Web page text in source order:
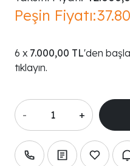
Peşin Fiyatı:
7.000,00 TL'den
tıklayın.
- +